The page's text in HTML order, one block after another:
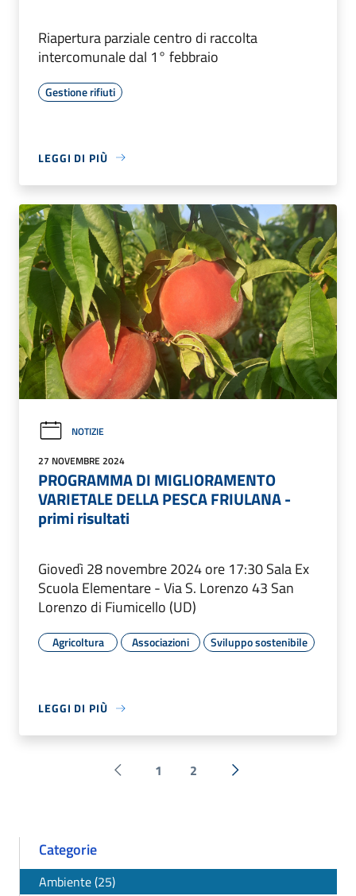
Riapertura parziale centro di raccolta
intercomunale dal 1° febbraio
Gestione rifiuti
LEGGI DI PIÙ
NOTIZIE
27 NOVEMBRE 2024
PROGRAMMA DI MIGLIORAMENTO
VARIETALE DELLA PESCA FRIULANA -
primi risultati
Giovedì 28 novembre 2024 ore 17:30 Sala Ex
Scuola Elementare - Via S. Lorenzo 43 San
Lorenzo di Fiumicello (UD)
Agricoltura Associazioni Sviluppo sostenibile
LEGGI DI PIÙ
Pagina precedente
1 2 Successiva »
Categorie
Ambiente (25)